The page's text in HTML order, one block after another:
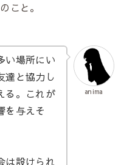
こと。
anima
い場所にい
達と協力し
る。これが
を与えそ
は設けられ